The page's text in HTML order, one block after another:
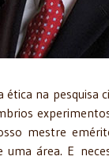
ética na pesquisa
mestre
uma área. E